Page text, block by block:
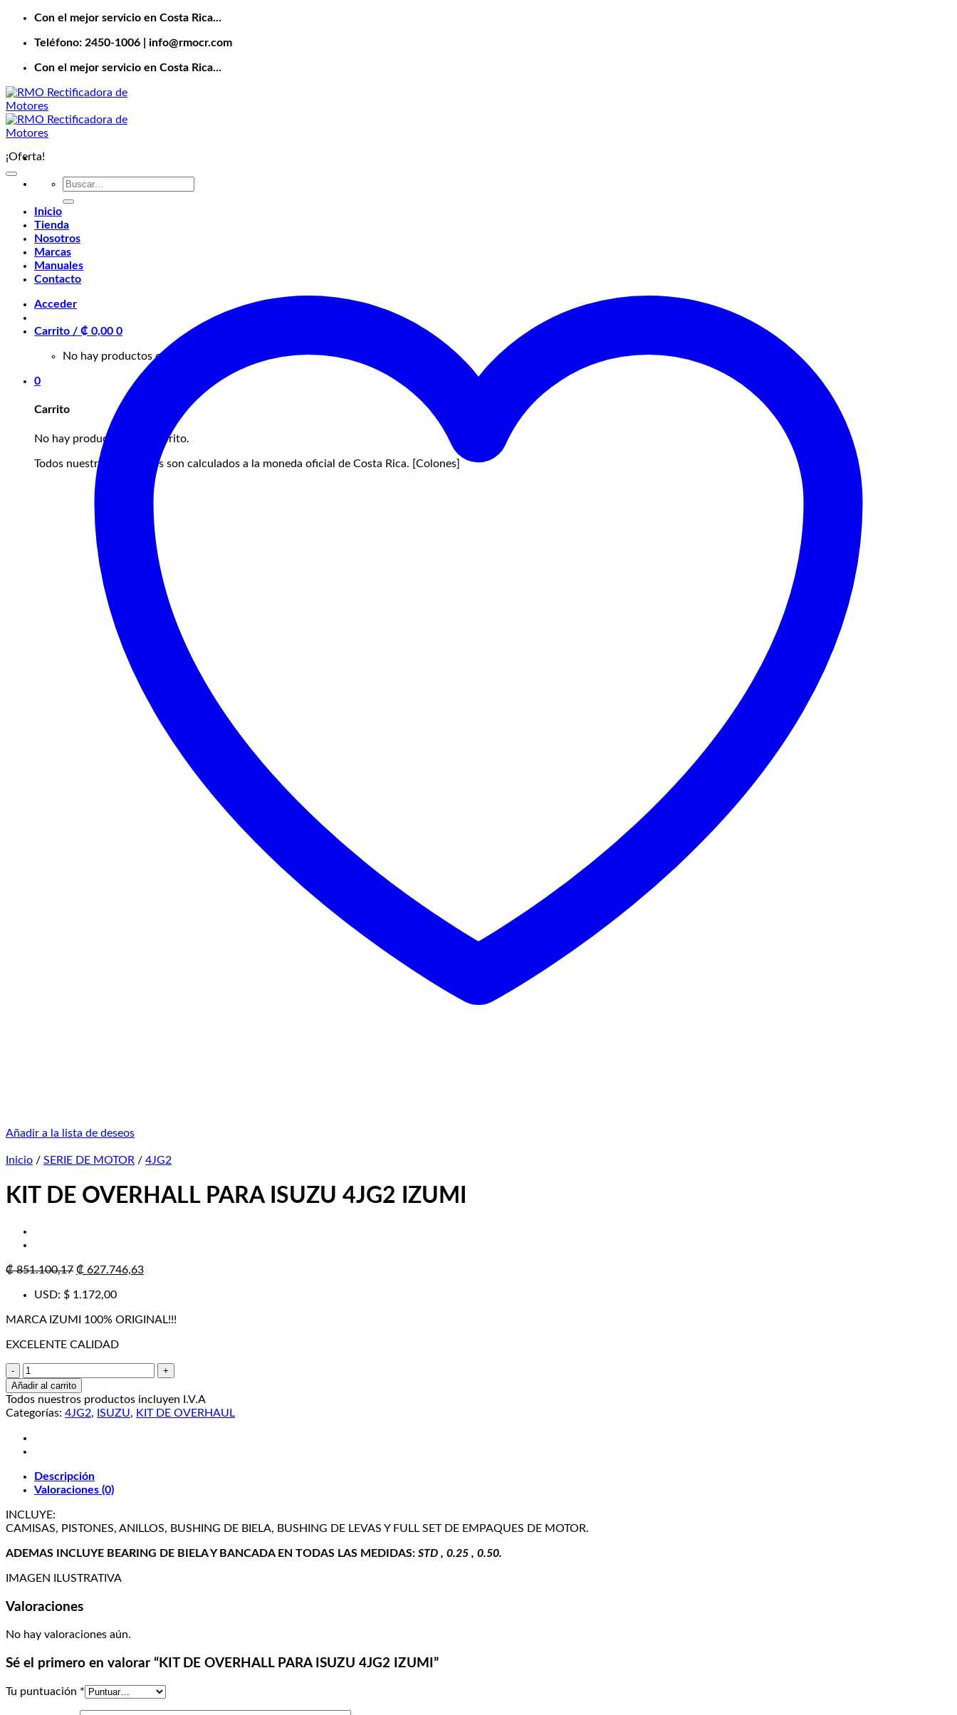
Saltar
contenido
Con el mejor servicio en Costa Rica...
Teléfono: 2450-1006 | info@rmocr.com
Con el mejor servicio en Costa Rica...
Buscar
Inicio
Tienda
Nosotros
Marcas
Manuales
Contacto
Acceder
Carrito / ₡ 0,00 0
No hay productos en el carrito.
0
Carrito
No hay productos en el carrito.
Todos nuestros productos son calculados a la moneda oficial de Costa Rica. [Colones]
¡Oferta!
Añadir a la lista de deseos
Inicio / SERIE DE MOTOR / 4JG2
KIT DE OVERHALL PARA ISUZU 4JG2 IZUMI
₡851.100,17 El
original
₡ 851.100,17.
₡ 627.746,63El
₡ 627.746,63.
USD: $ 1.172,00
MARCA IZUMI 100% ORIGINAL!!!
EXCELENTE CALIDAD
KIT
DE
OVERHALL
PARA
4JG2
IZUMI
Añadir al carrito
Todos nuestros productos incluyen I.V.A
Categorías: 4JG2, ISUZU, KIT DE OVERHAUL
Descripción
Valoraciones (0)
INCLUYE:
CAMISAS, PISTONES, ANILLOS, BUSHING DE BIELA, BUSHING DE LEVAS Y FULL SET DE EMPAQUES DE MOTOR.
ADEMAS INCLUYE BEARING DE BIELA Y BANCADA EN TODAS LAS MEDIDAS: STD , 0.25 , 0.50.
IMAGEN ILUSTRATIVA
Valoraciones
No hay valoraciones aún.
Sé el primero en valorar “KIT DE OVERHALL PARA ISUZU 4JG2 IZUMI”
Tu puntuación *